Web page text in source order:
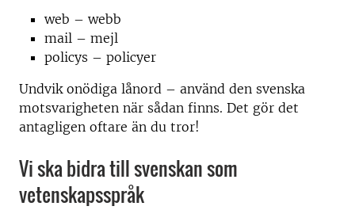
web – webb
mail – mejl
policys – policyer
Undvik onödiga lånord – använd den svenska
motsvarigheten när sådan finns. Det gör det
antagligen oftare än du tror!
Vi ska bidra till svenskan som
vetenskapsspråk